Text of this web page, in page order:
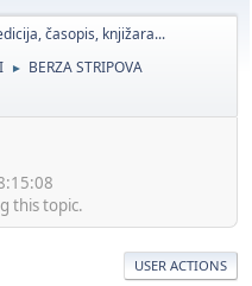
časopis, knjižara...
► BERZA STRIPOVA
this topic.
USER ACTIONS